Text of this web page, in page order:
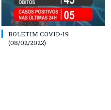
BOLETIM COVID-19
(08/02/2022)